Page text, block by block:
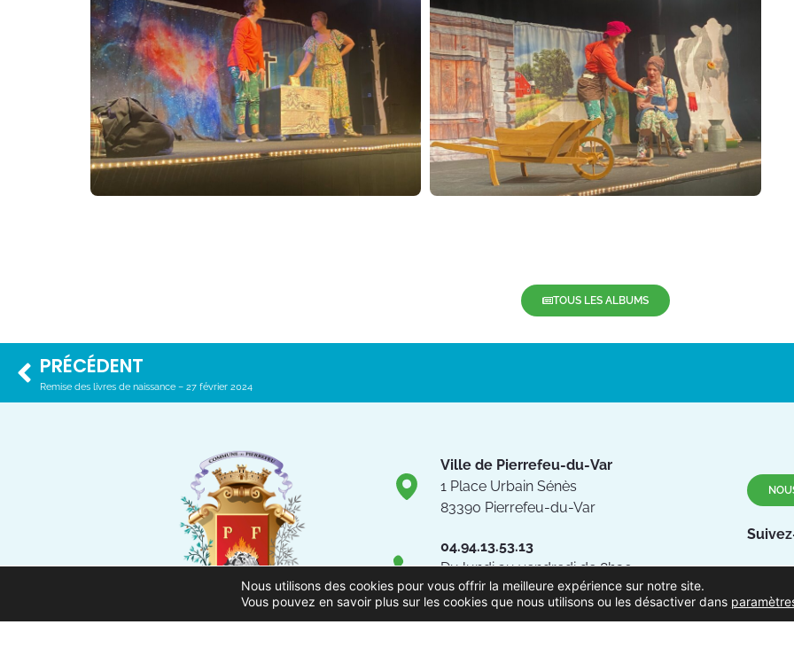
TOUS LES ALBUMS
PRÉCÉDENT
Remise des livres de naissance – 27 février 2024
Ville de Pierrefeu-du-Var
1 Place Urbain Sénès
83390 Pierrefeu-du-Var
04.94.13.53.13
Du lundi au vendredi de 8h30
à 12h et de 13h à 17h
Nous utilisons des cookies pour vous offrir la meilleure expérience sur notre site.
Vous pouvez en savoir plus sur les cookies que nous utilisons ou les désactiver dans